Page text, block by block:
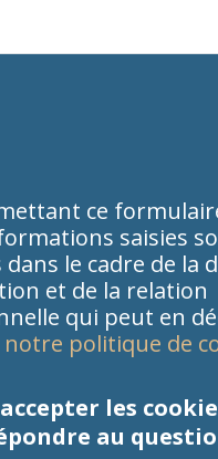
ce
saisies
le cadre de la
et de la relation
qui peut en
politique de
les
au